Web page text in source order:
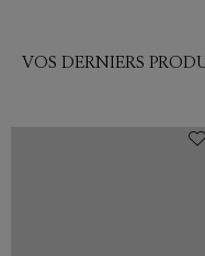
VOS DERNIERS